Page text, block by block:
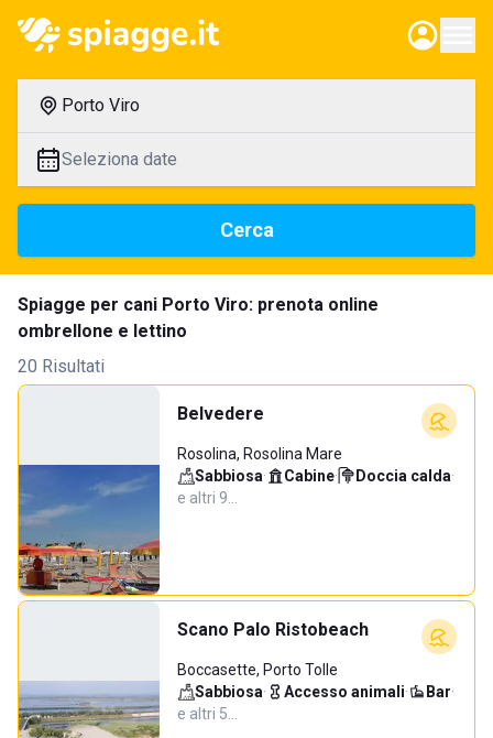
Porto Viro
Seleziona date
Cerca
Spiagge per cani Porto Viro: prenota online
ombrellone e lettino
20 Risultati
Belvedere
Rosolina, Rosolina Mare
Sabbiosa· Cabine· Doccia calda·
e altri 9…
Scano Palo Ristobeach
Boccasette, Porto Tolle
Sabbiosa· Accesso animali· Bar·
e altri 5…